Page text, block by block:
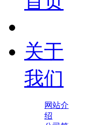
关于
我们
网站介
绍